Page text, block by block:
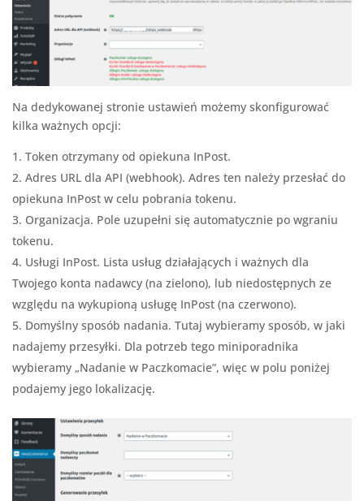
Na dedykowanej stronie ustawień możemy skonfigurować
kilka ważnych opcji:
Token otrzymany od opiekuna InPost.
Adres URL dla API (webhook). Adres ten należy przesłać do
opiekuna InPost w celu pobrania tokenu.
Organizacja. Pole uzupełni się automatycznie po wgraniu
tokenu.
Usługi InPost. Lista usług działających i ważnych dla
Twojego konta nadawcy (na zielono), lub niedostępnych ze
względu na wykupioną usługę InPost (na czerwono).
Domyślny sposób nadania. Tutaj wybieramy sposób, w jaki
nadajemy przesyłki. Dla potrzeb tego miniporadnika
wybieramy „Nadanie w Paczkomacie”, więc w polu poniżej
podajemy jego lokalizację.